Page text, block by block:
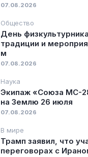
07.08.2026
Общество
День
традиции и
м
07.08.2026
Наука
Экипаж «Союза МС-
на Землю 26 июля
07.08.2026
В мире
Трамп заявил, что
переговорах с